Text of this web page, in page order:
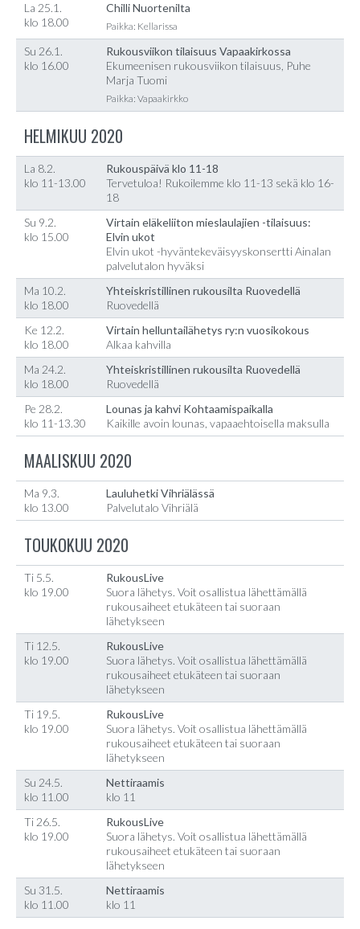
La 25.1.
klo 18.00
Chilli Nuortenilta
Paikka: Kellarissa
Su 26.1.
klo 16.00
Rukousviikon tilaisuus Vapaakirkossa
Ekumeenisen rukousviikon tilaisuus, Puhe
Marja Tuomi
Paikka: Vapaakirkko
HELMIKUU 2020
La 8.2.
klo 11-13.00
Rukouspäivä klo 11-18
Tervetuloa! Rukoilemme klo 11-13 sekä klo 16-
18
Su 9.2.
klo 15.00
Virtain eläkeliiton mieslaulajien -tilaisuus:
Elvin ukot
Elvin ukot -hyväntekeväisyyskonsertti Ainalan
palvelutalon hyväksi
Ma 10.2.
klo 18.00
Yhteiskristillinen rukousilta Ruovedellä
Ruovedellä
Ke 12.2.
klo 18.00
Virtain helluntailähetys ry:n vuosikokous
Alkaa kahvilla
Ma 24.2.
klo 18.00
Yhteiskristillinen rukousilta Ruovedellä
Ruovedellä
Pe 28.2.
klo 11-13.30
Lounas ja kahvi Kohtaamispaikalla
Kaikille avoin lounas, vapaaehtoisella maksulla
MAALISKUU 2020
Ma 9.3.
klo 13.00
Lauluhetki Vihriälässä
Palvelutalo Vihriälä
TOUKOKUU 2020
Ti 5.5.
klo 19.00
RukousLive
Suora lähetys. Voit osallistua lähettämällä
rukousaiheet etukäteen tai suoraan
lähetykseen
Ti 12.5.
klo 19.00
RukousLive
Suora lähetys. Voit osallistua lähettämällä
rukousaiheet etukäteen tai suoraan
lähetykseen
Ti 19.5.
klo 19.00
RukousLive
Suora lähetys. Voit osallistua lähettämällä
rukousaiheet etukäteen tai suoraan
lähetykseen
Su 24.5.
klo 11.00
Nettiraamis
klo 11
Ti 26.5.
klo 19.00
RukousLive
Suora lähetys. Voit osallistua lähettämällä
rukousaiheet etukäteen tai suoraan
lähetykseen
Su 31.5.
klo 11.00
Nettiraamis
klo 11